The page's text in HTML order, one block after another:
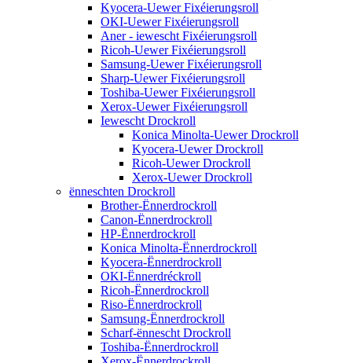
Kyocera-Uewer Fixéierungsroll
OKI-Uewer Fixéierungsroll
Aner - iewescht Fixéierungsroll
Ricoh-Uewer Fixéierungsroll
Samsung-Uewer Fixéierungsroll
Sharp-Uewer Fixéierungsroll
Toshiba-Uewer Fixéierungsroll
Xerox-Uewer Fixéierungsroll
Iewescht Drockroll
Konica Minolta-Uewer Drockroll
Kyocera-Uewer Drockroll
Ricoh-Uewer Drockroll
Xerox-Uewer Drockroll
ënneschten Drockroll
Brother-Ënnerdrockroll
Canon-Ënnerdrockroll
HP-Ënnerdrockroll
Konica Minolta-Ënnerdrockroll
Kyocera-Ënnerdrockroll
OKI-Ënnerdréckroll
Ricoh-Ënnerdrockroll
Riso-Ënnerdrockroll
Samsung-Ënnerdrockroll
Scharf-ënnescht Drockroll
Toshiba-Ënnerdrockroll